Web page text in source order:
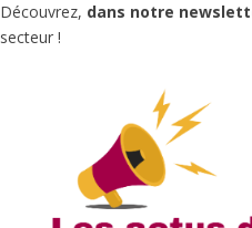
Découvrez, dans notre
secteur !